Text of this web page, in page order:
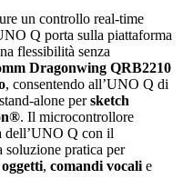
un controllo real-time
Q porta sulla piattaforma
flessibilità senza
Dragonwing QRB2210
, consentendo all’UNO Q di
alone persketch
. Il microcontrollore
dell’UNO Q con il
pratica per
, comandi vocalie